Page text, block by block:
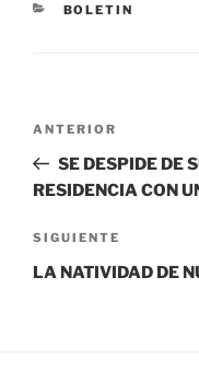
BOLETIN
ANTERIOR
SE DESPIDE DE
RESIDENCIA CON
SIGUIENTE
LA NATIVIDAD DE